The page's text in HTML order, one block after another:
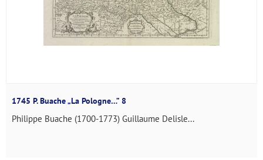
1745 P. Buache „La Pologne…” 8
Philippe Buache (1700-1773) Guillaume Delisle...